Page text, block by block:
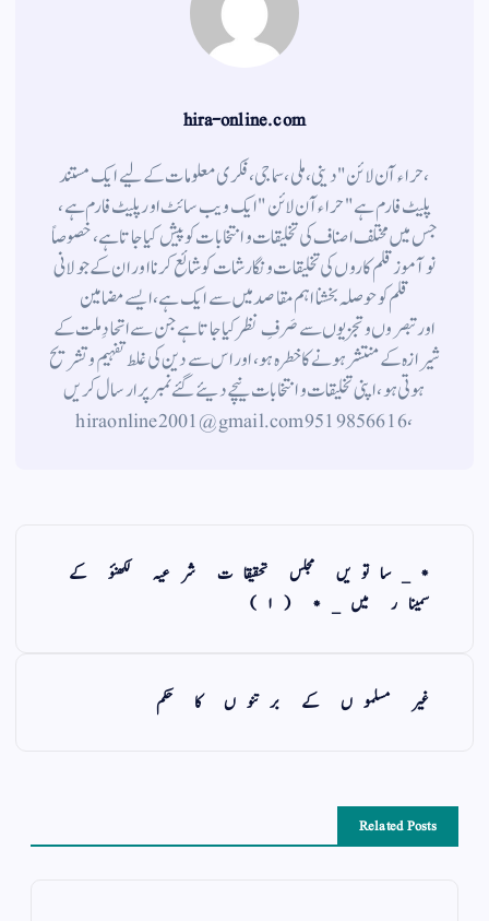
hira-online.com
،حراء آن لائن" دینی ، ملی ، سماجی ، فکری معلومات کے لیے ایک مستند
پلیٹ فارم ہے " حراء آن لائن " ایک ویب سائٹ اور پلیٹ فارم ہے ،
جس میں مختلف اصناف کی تخلیقات و انتخابات کو پیش کیا جاتا ہے ، خصوصاً
نوآموز قلم کاروں کی تخلیقات و نگارشات کو شائع کرنا اور ان کے جولانی
قلم کوحوصلہ بخشنا اہم مقاصد میں سے ایک ہے ، ایسے مضامین
اورتبصروں وتجزیوں سے صَرفِ نظر کیا جاتاہے جن سے اتحادِ ملت کے
شیرازہ کے منتشر ہونے کاخطرہ ہو ، اور اس سے دین کی غلط تفہیم وتشریح
ہوتی ہو، اپنی تخلیقات و انتخابات نیچے دیئے گئے نمبر پر ارسال کریں
، 9519856616 hiraonline2001@gmail.com
*_ساتویں مجلس تحقیقات شرعیہ لکھنؤ کے
سمینار میں_* (١)
غیر مسلموں کے برتنوں کا حکم
Related Posts